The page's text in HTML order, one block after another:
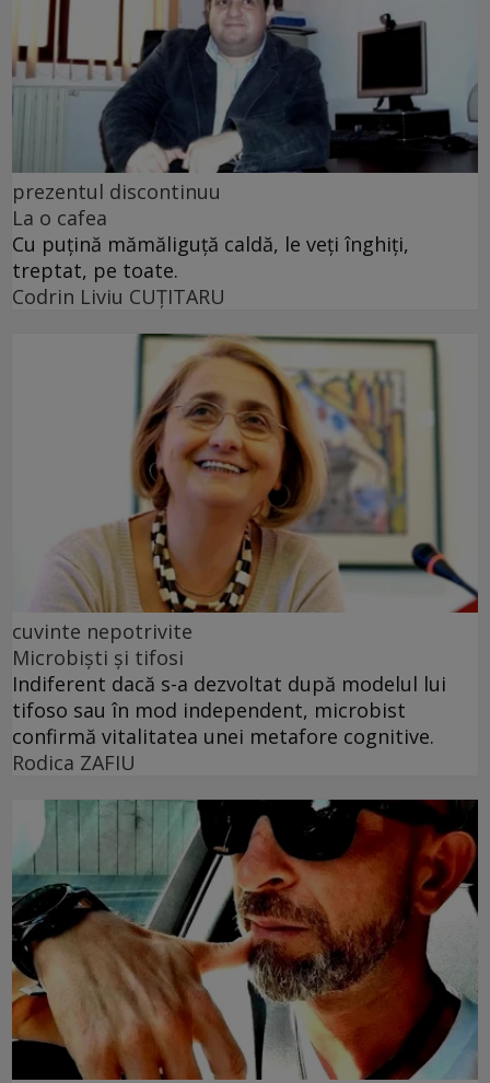
prezentul discontinuu
La o cafea
Cu puţină mămăliguţă caldă, le veţi înghiţi,
treptat, pe toate.
Codrin Liviu CUŢITARU
cuvinte nepotrivite
Microbiști și tifosi
Indiferent dacă s-a dezvoltat după modelul lui
tifoso sau în mod independent, microbist
confirmă vitalitatea unei metafore cognitive.
Rodica ZAFIU